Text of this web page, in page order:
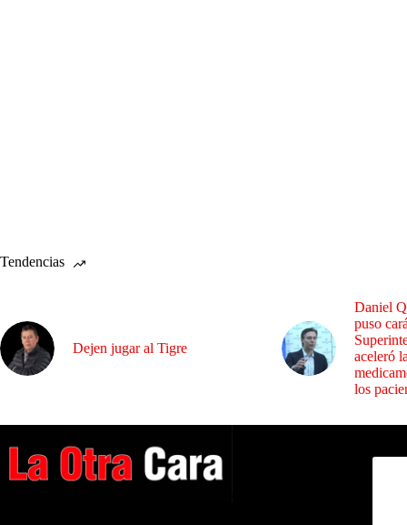
Tendencias
Dejen jugar al Tigre
Daniel
puso
aceleró
los